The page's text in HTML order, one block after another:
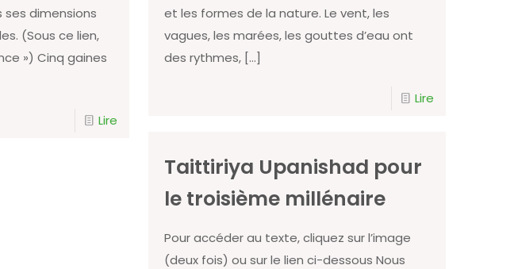
dimensions
(Sous ce lien,
») Cinq gaines
Lire
et les formes de la nature. Le vent, les
vagues, les marées, les gouttes d’eau ont
des rythmes, […]
Lire
Taittiriya Upanishad pour
le troisième millénaire
Pour accéder au texte, cliquez sur l’image
(deux fois) ou sur le lien ci-dessous Nous